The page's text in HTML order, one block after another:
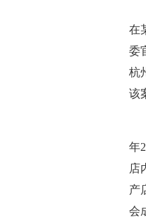
在
委
杭
该
年
店
产
会